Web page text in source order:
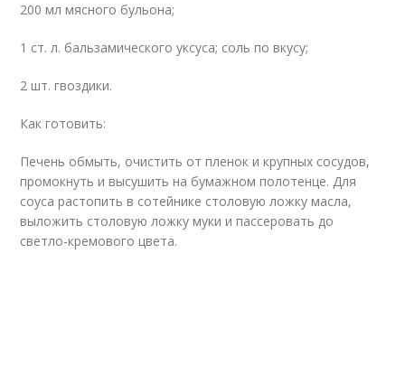
200 мл мясного бульона;
1 ст. л. бальзамического уксуса; соль по вкусу;
2 шт. гвоздики.
Как готовить:
Печень обмыть, очистить от пленок и крупных сосудов,
промокнуть и высушить на бумажном полотенце. Для
соуса растопить в сотейнике столовую ложку масла,
выложить столовую ложку муки и пассеровать до
светло-кремового цвета.